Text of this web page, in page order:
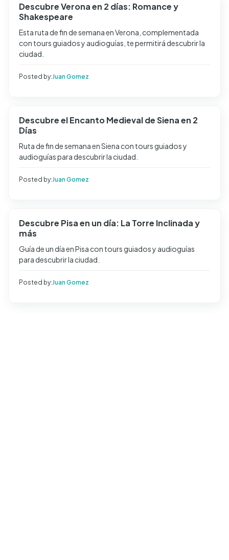
Descubre Verona en 2 días: Romance y
Shakespeare
Esta ruta de fin de semana en Verona, complementada
con tours guiados y audioguías, te permitirá descubrir la
ciudad.
Posted by:Juan Gomez
Descubre el Encanto Medieval de Siena en 2
Días
Ruta de fin de semana en Siena con tours guiados y
audioguías para descubrir la ciudad.
Posted by:Juan Gomez
Descubre Pisa en un día: La Torre Inclinada y
más
Guía de un día en Pisa con tours guiados y audioguías
para descubrir la ciudad.
Posted by:Juan Gomez